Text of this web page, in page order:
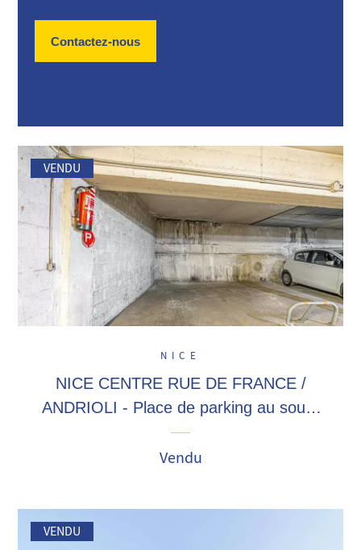
Contactez-nous
VENDU
NICE
NICE CENTRE RUE DE FRANCE /
ANDRIOLI - Place de parking au sous-
sol, accès et manoeuvres faciles, à 2
pas de la promenade !
Vendu
VENDU